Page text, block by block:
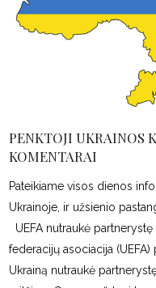
PENKTOJI UKRAINOS
KOMENTARAI
Pateikiame visos dienos
Ukrainoje, ir užsienio
UEFA nutraukė
federacijų asociacija
Ukrainą nutraukė